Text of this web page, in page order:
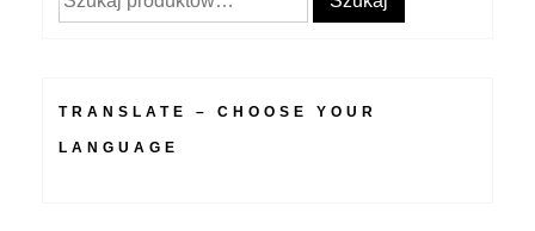
TRANSLATE – CHOOSE YOUR
LANGUAGE